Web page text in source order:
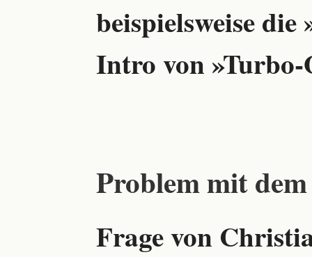
beispielsweise
Intro von
Problem mit
Frage von